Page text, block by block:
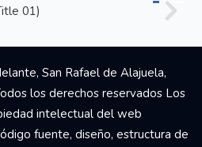
San Rafael de Alajuela,
los derechos reservados Los
intelectual del web
fuente, diseño, estructura de